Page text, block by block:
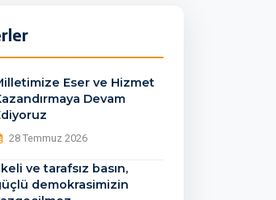
Eser ve Hizmet
Devam
28 Temmuz 2026
ve tarafsız basın,
demokrasimizin